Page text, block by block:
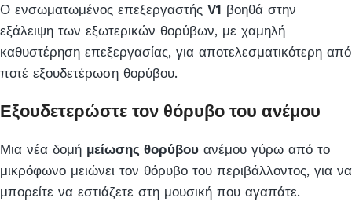
Ο ενσωματωμένος επεξεργαστής V1 βοηθά στην
εξάλειψη των εξωτερικών θορύβων, με χαμηλή
καθυστέρηση επεξεργασίας, για αποτελεσματικότερη από
ποτέ εξουδετέρωση θορύβου.
Εξουδετερώστε τον θόρυβο του ανέμου
Μια νέα δομή μείωσης θορύβου ανέμου γύρω από το
μικρόφωνο μειώνει τον θόρυβο του περιβάλλοντος, για να
μπορείτε να εστιάζετε στη μουσική που αγαπάτε.